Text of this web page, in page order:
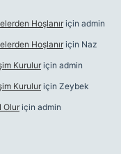
Hoşlanır için admin
Hoşlanır için Naz
Kurulur için admin
Kurulur için Zeybek
Olur için admin